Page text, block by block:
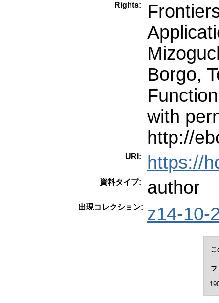
Rights:
Borgo,
with
http://
URI: https://
資料タイプ: author
出現コレクション: z14-10-
こ
フ